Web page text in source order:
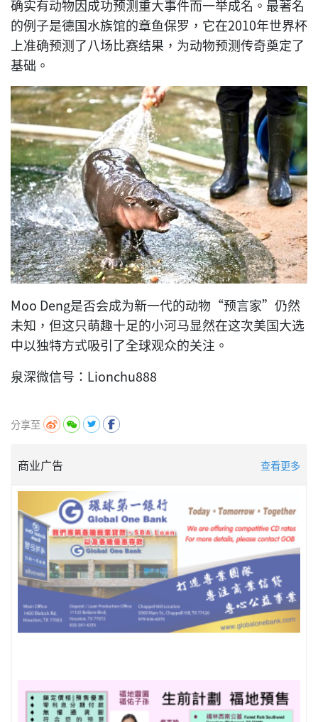
确实有动物因成功预测重大事件而一举成名。最著名
的例子是德国水族馆的章鱼保罗，它在2010年世界杯
上准确预测了八场比赛结果，为动物预测传奇奠定了
基础。
Moo Deng是否会成为新一代的动物“预言家”仍然
未知，但这只萌趣十足的小河马显然在这次美国大选
中以独特方式吸引了全球观众的关注。
泉深微信号：Lionchu888
分享至
商业广告 查看更多